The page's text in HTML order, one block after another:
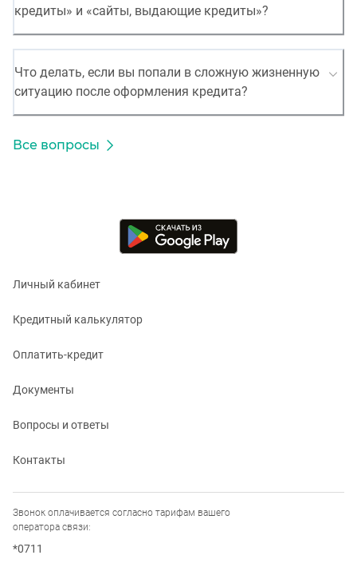
кредиты» и «сайты, выдающие кредиты»?
Что делать, если вы попали в сложную жизненную
ситуацию после оформления кредита?
Все вопросы
Личный кабинет
Кредитный калькулятор
Оплатить-кредит
Документы
Вопросы и ответы
Контакты
Звонок оплачивается согласно тарифам вашего
оператора связи:
*0711